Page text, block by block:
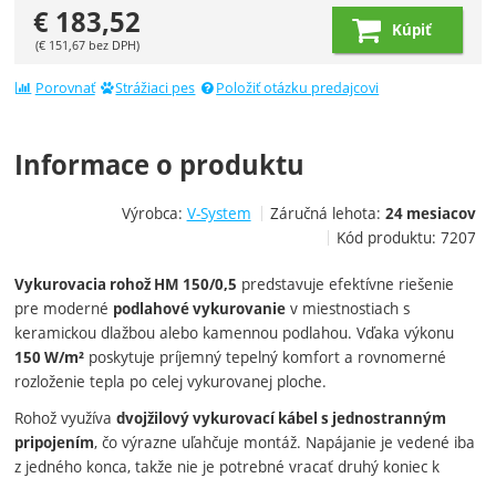
€ 183,52
(€151,67 bez DPH)
Kúpiť
Porovnať Strážiaci pes Položiť otázku predajcovi
Informace o produktu
Výrobca: V-System Záručná lehota: 24 mesiacov
Kód produktu: 7207
Vykurovacia rohož HM 150/0,5 predstavuje efektívne riešenie
pre moderné podlahové vykurovanie v miestnostiach s
keramickou dlažbou alebo kamennou podlahou. Vďaka výkonu
150 W/m² poskytuje príjemný tepelný komfort a rovnomerné
rozloženie tepla po celej vykurovanej ploche.
Rohož využívadvojžilový vykurovací kábel s jednostranným
pripojením, čo výrazne uľahčuje montáž. Napájanie je vedené iba
z jedného konca, takže nie je potrebné vracať druhý koniec k